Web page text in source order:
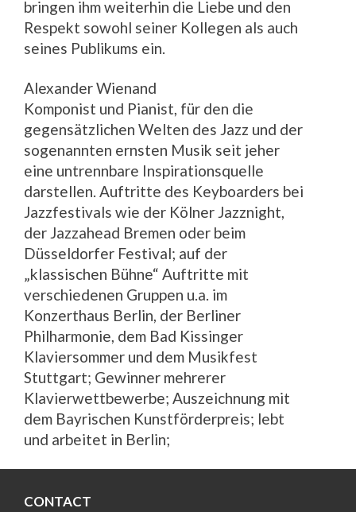
bringen ihm weiterhin die Liebe und den
Respekt sowohl seiner Kollegen als auch
seines Publikums ein.
Alexander Wienand
Komponist und Pianist, für den die
gegensätzlichen Welten des Jazz und der
sogenannten ernsten Musik seit jeher
eine untrennbare Inspirationsquelle
darstellen. Auftritte des Keyboarders bei
Jazzfestivals wie der Kölner Jazznight,
der Jazzahead Bremen oder beim
Düsseldorfer Festival; auf der
„klassischen Bühne“ Auftritte mit
verschiedenen Gruppen u.a. im
Konzerthaus Berlin, der Berliner
Philharmonie, dem Bad Kissinger
Klaviersommer und dem Musikfest
Stuttgart; Gewinner mehrerer
Klavierwettbewerbe; Auszeichnung mit
dem Bayrischen Kunstförderpreis; lebt
und arbeitet in Berlin;
CONTACT